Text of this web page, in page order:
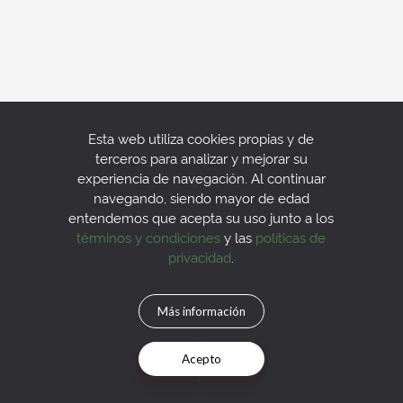
Mapa Filtros
Esta web utiliza cookies propias y de
terceros para analizar y mejorar su
experiencia de navegación. Al continuar
navegando, siendo mayor de edad
entendemos que acepta su uso junto a los
términos y condicionesy las políticas de
privacidad
Más información
Acepto